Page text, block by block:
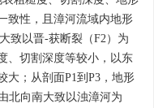
致性，且漳河流域内地形
致以晋-获断裂（F2）为
、切割深度等较小，以东
大；从剖面P1到P3，地形
北向南大致以浊漳河为